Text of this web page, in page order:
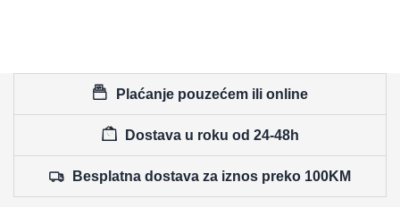
Plaćanje pouzećem ili online
Dostava u roku od 24-48h
Besplatna dostava za iznos preko 100KM